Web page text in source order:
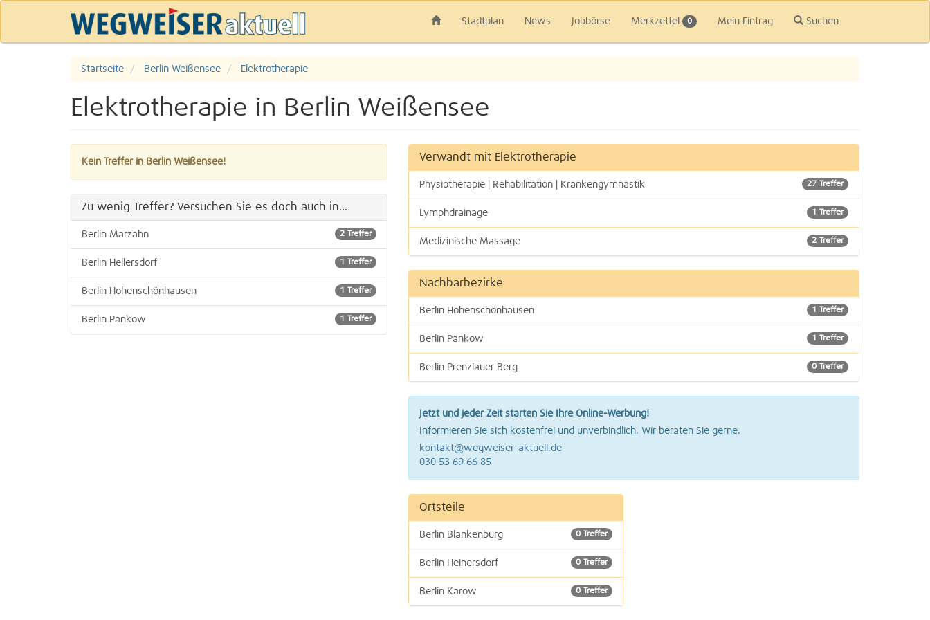
Stadtplan News Jobbörse Merkzettel 0 Mein Eintrag Suchen
Startseite Berlin Weißensee Elektrotherapie
Elektrotherapie in Berlin Weißensee
Kein Treffer in Berlin Weißensee!
Zu wenig Treffer? Versuchen Sie es doch auch in...
2 Treffer
Berlin Marzahn
1 Treffer
Berlin Hellersdorf
1 Treffer
Berlin Hohenschönhausen
1 Treffer
Berlin Pankow
Verwandt mit Elektrotherapie
27 Treffer
Physiotherapie | Rehabilitation | Krankengymnastik
1 Treffer
Lymphdrainage
2 Treffer
Medizinische Massage
5 Treffer
Osteopathie
Nachbarbezirke
1 Treffer
Berlin Hohenschönhausen
1 Treffer
Berlin Pankow
0 Treffer
Berlin Prenzlauer Berg
Jetzt und jeder Zeit starten Sie Ihre Online-Werbung!
Informieren Sie sich kostenfrei und unverbindlich. Wir beraten Sie gerne.
kontakt@wegweiser-aktuell.de
030 53 69 66 85
Ortsteile
0 Treffer
Berlin Blankenburg
0 Treffer
Berlin Heinersdorf
0 Treffer
Berlin Karow